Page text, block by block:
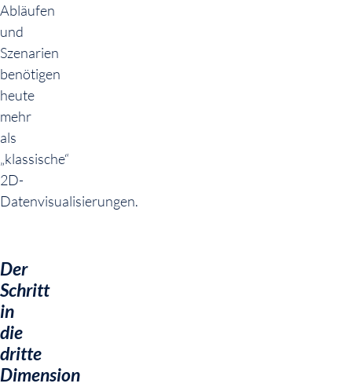
Abläufen
und
Szenarien
benötigen
heute
mehr
als
„klassische“
2D-
Datenvisualisierungen.
Der
Schritt
in
die
dritte
Dimension